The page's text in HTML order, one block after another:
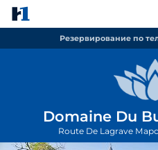
Резервирование по
Domaine Du
Route De Lagrave